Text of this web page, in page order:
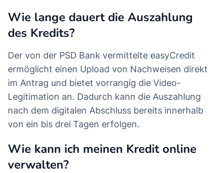
Wie lange dauert die Auszahlung
des Kredits?
Der von der PSD Bank vermittelte easyCredit
ermöglicht einen Upload von Nachweisen direkt
im Antrag und bietet vorrangig die Video-
Legitimation an. Dadurch kann die Auszahlung
nach dem digitalen Abschluss bereits innerhalb
von ein bis drei Tagen erfolgen.
Wie kann ich meinen Kredit online
verwalten?